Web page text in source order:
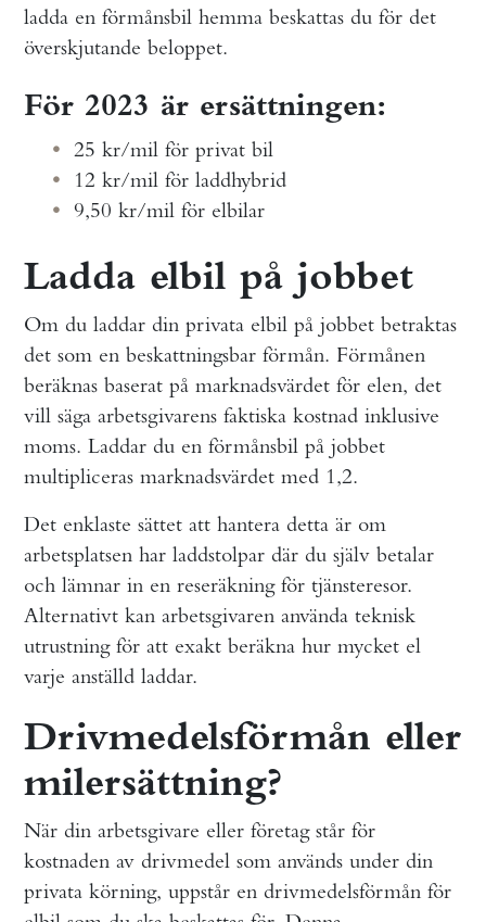
ladda en förmånsbil hemma beskattas du för det
överskjutande beloppet.
För 2023 är ersättningen:
25 kr/mil för privat bil
12 kr/mil för laddhybrid
9,50 kr/mil för elbilar
Ladda elbil på jobbet
Om du laddar din privata elbil på jobbet betraktas
det som en beskattningsbar förmån. Förmånen
beräknas baserat på marknadsvärdet för elen, det
vill säga arbetsgivarens faktiska kostnad inklusive
moms. Laddar du en förmånsbil på jobbet
multipliceras marknadsvärdet med 1,2.
Det enklaste sättet att hantera detta är om
arbetsplatsen har laddstolpar där du själv betalar
och lämnar in en reseräkning för tjänsteresor.
Alternativt kan arbetsgivaren använda teknisk
utrustning för att exakt beräkna hur mycket el
varje anställd laddar.
Drivmedelsförmån eller
milersättning?
När din arbetsgivare eller företag står för
kostnaden av drivmedel som används under din
privata körning, uppstår en drivmedelsförmån för